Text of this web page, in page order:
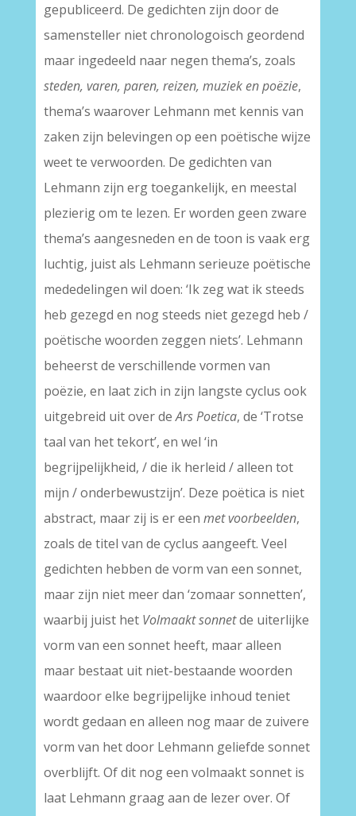
gepubliceerd. De gedichten zijn door de
samensteller niet chronologoisch geordend
maar ingedeeld naar negen thema’s, zoals
steden, varen, paren, reizen, muziek en poëzie,
thema’s waarover Lehmann met kennis van
zaken zijn belevingen op een poëtische wijze
weet te verwoorden. De gedichten van
Lehmann zijn erg toegankelijk, en meestal
plezierig om te lezen. Er worden geen zware
thema’s aangesneden en de toon is vaak erg
luchtig, juist als Lehmann serieuze poëtische
mededelingen wil doen: ‘Ik zeg wat ik steeds
heb gezegd en nog steeds niet gezegd heb /
poëtische woorden zeggen niets’. Lehmann
beheerst de verschillende vormen van
poëzie, en laat zich in zijn langste cyclus ook
uitgebreid uit over deArs Poetica, de ‘Trotse
taal van het tekort’, en wel ‘in
begrijpelijkheid, / die ik herleid / alleen tot
mijn / onderbewustzijn’. Deze poëtica is niet
abstract, maar zij is er een met voorbeelden,
zoals de titel van de cyclus aangeeft. Veel
gedichten hebben de vorm van een sonnet,
maar zijn niet meer dan ‘zomaar sonnetten’,
waarbij juist het Volmaakt sonnetde uiterlijke
vorm van een sonnet heeft, maar alleen
maar bestaat uit niet-bestaande woorden
waardoor elke begrijpelijke inhoud teniet
wordt gedaan en alleen nog maar de zuivere
vorm van het door Lehmann geliefde sonnet
overblijft. Of dit nog een volmaakt sonnet is
laat Lehmann graag aan de lezer over. Of